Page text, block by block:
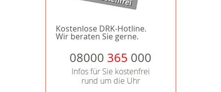
Kostenlose DRK-Hotline.
Wir beraten Sie gerne.
08000 365 000
Infos für Sie kostenfrei
rund um die Uhr